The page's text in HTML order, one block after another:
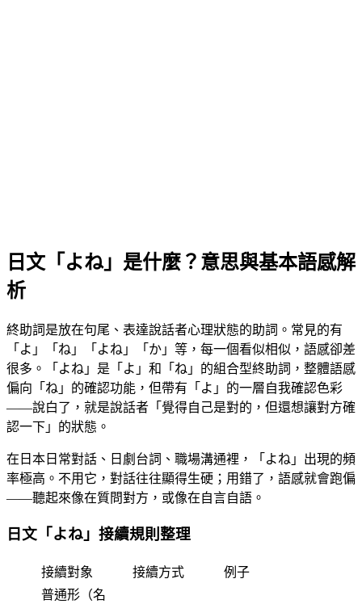
日文「よね」是什麼？意思與基本語感解
析
終助詞是放在句尾、表達說話者心理狀態的助詞。常見的有
「よ」「ね」「よね」「か」等，每一個看似相似，語感卻差
很多。「よね」是「よ」和「ね」的組合型終助詞，整體語感
偏向「ね」的確認功能，但帶有「よ」的一層自我確認色彩
——說白了，就是說話者「覺得自己是對的，但還想讓對方確
認一下」的狀態。
在日本日常對話、日劇台詞、職場溝通裡，「よね」出現的頻
率極高。不用它，對話往往顯得生硬；用錯了，語感就會跑偏
——聽起來像在質問對方，或像在自言自語。
日文「よね」接續規則整理
接續對象 接續方式
例子
普通形（名